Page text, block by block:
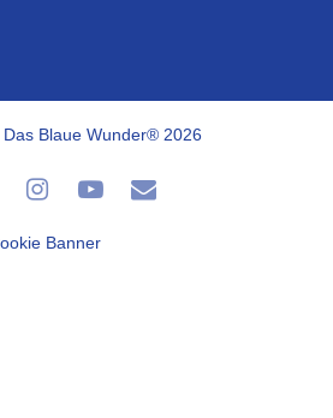
Blaue Wunder® 2026
Banner